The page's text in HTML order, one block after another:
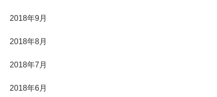
2018年9月
2018年8月
2018年7月
2018年6月